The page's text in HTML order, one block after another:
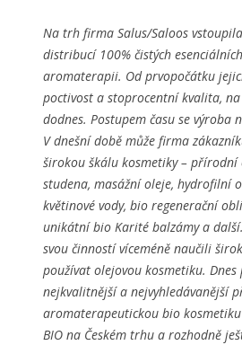
Na trh firma Salus/Saloos
distribucí 100% čistých
aromaterapii. Od prvopočátku
poctivost a stoprocentní kvalita,
dodnes. Postupem času se výroba
V dnešní době může firma
širokou škálu kosmetiky – přírodní
studena, masážní oleje, hydrofilní
květinové vody, bio regenerační
unikátní bio Karité balzámy a
svou činností víceméně naučili
používat olejovou kosmetiku.
nejkvalitnější a nejvyhledávanější
aromaterapeutickou bio
BIO na Českém trhu a rozhodně